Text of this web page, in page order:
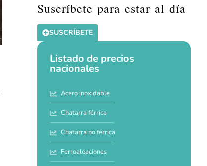
Suscríbete para estar al día
SUSCRÍBETE
Listado de precios
nacionales
Acero inoxidable
Chatarra férrica
Chatarra no férrica
Ferroaleaciones